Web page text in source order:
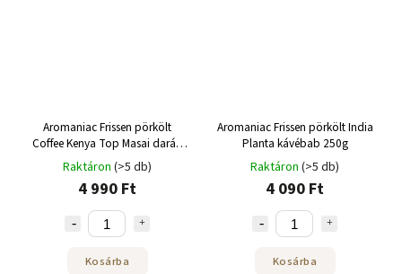
Aromaniac Frissen pörkölt
Coffee Kenya Top Masai darált
250g
Raktáron (>5 db)
4 990 Ft
Kosárba
Aromaniac Frissen pörkölt India
Planta kávébab 250g
Raktáron (>5 db)
4 090 Ft
Kosárba